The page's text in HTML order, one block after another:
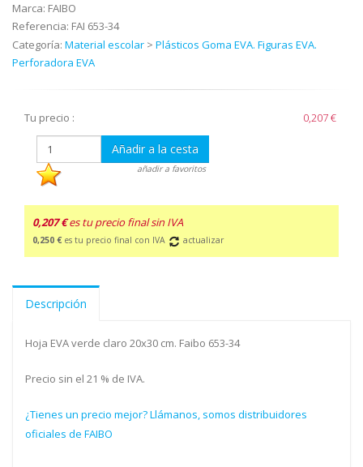
Marca: FAIBO
Referencia: FAI 653-34
Categoría: Material escolar > Plásticos Goma EVA. Figuras EVA.
Perforadora EVA
Tu precio : 0,207 €
Añadir a la cesta
añadir a favoritos
0,207 € es tu precio final sin IVA
0,250 € es tu precio final con IVA actualizar
Descripción
Hoja EVA verde claro 20x30 cm. Faibo 653-34
Precio sin el 21 % de IVA.
¿Tienes un precio mejor? Llámanos, somos distribuidores
oficiales de FAIBO